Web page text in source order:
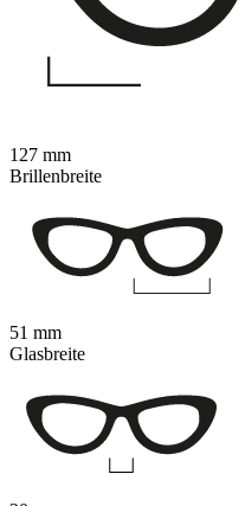
127 mm
Brillenbreite
51 mm
Glasbreite